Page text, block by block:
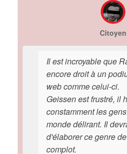
Citoyen
Il est incroyable que
encore droit à un
web comme celui-ci.
Geissen est frustré, il
constamment les
monde délirant. Il
d'élaborer ce genre
complot.